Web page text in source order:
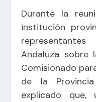
Durante la
institución
Andaluza sobre
Comisionado
de la
explicado que,